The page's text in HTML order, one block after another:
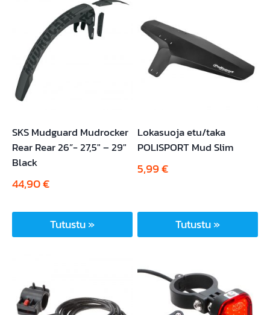
SKS Mudguard Mudrocker
Rear Rear 26”- 27,5″ – 29″
Black
44,90€
Tutustu »
Lokasuoja etu/taka
POLISPORT Mud Slim
5,99€
Tutustu »